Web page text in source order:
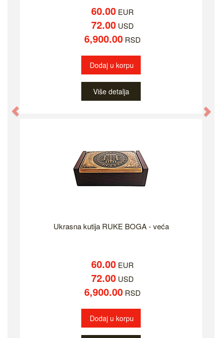
60.00EUR
72.00USD
6,900.00RSD
Dodaj u korpu
Više detalja
Ukrasna kutija RUKE BOGA - veća
60.00EUR
72.00USD
6,900.00RSD
Dodaj u korpu